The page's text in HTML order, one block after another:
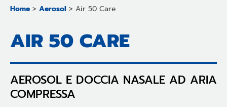
Home > Aerosol > Air 50 Care
AIR 50 CARE
AEROSOL E DOCCIA NASALE AD ARIA
COMPRESSA